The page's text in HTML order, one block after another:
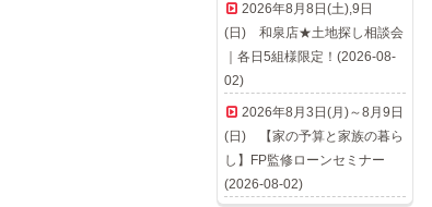
2026年8月8日(土),9日
(日) 和泉店★土地探し相談会
｜各日5組様限定！(2026-08-
02)
2026年8月3日(月)～8月9日
(日) 【家の予算と家族の暮ら
し】FP監修ローンセミナー
(2026-08-02)